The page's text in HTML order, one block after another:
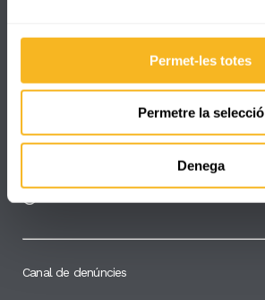
Permet-les totes
Permetre la selecció
Denega
Dades de contacte
C/ Pare Manyanet, 25
+34 977 330 832
secretaria@reus.manyanet.org
Canal de denúncies